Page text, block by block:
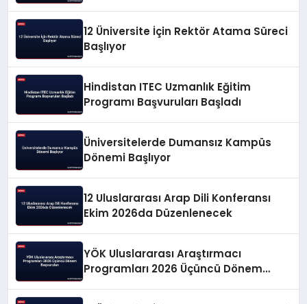
12 Üniversite İçin Rektör Atama Süreci
Başlıyor
Hindistan ITEC Uzmanlık Eğitim
Programı Başvuruları Başladı
Üniversitelerde Dumansız Kampüs
Dönemi Başlıyor
12 Uluslararası Arap Dili Konferansı
Ekim 2026da Düzenlenecek
YÖK Uluslararası Araştırmacı
Programları 2026 Üçüncü Dönem